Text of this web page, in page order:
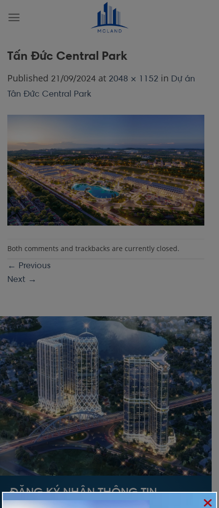
Tấn Đức Central Park
Published 21/09/2024 at 2048 × 1152 in Dự án
Tân Đức Central Park
Both comments and trackbacks are currently closed.
← Previous
Next →
ĐĂNG KÝ NHẬN THÔNG TIN